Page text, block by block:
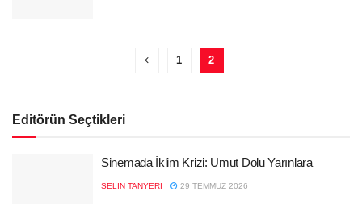
1 2
Editörün Seçtikleri
Sinemada İklim Krizi: Umut Dolu Yarınlara
SELIN TANYERI 29 TEMMUZ 2026